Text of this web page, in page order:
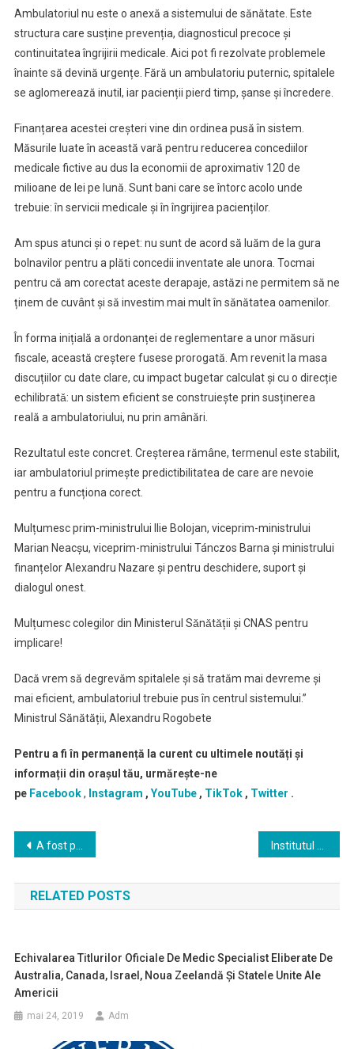
Ambulatoriul nu este o anexă a sistemului de sănătate. Este
structura care susține prevenția, diagnosticul precoce și
continuitatea îngrijirii medicale. Aici pot fi rezolvate problemele
înainte să devină urgențe. Fără un ambulatoriu puternic, spitalele
se aglomerează inutil, iar pacienții pierd timp, șanse și încredere.
Finanțarea acestei creșteri vine din ordinea pusă în sistem.
Măsurile luate în această vară pentru reducerea concediilor
medicale fictive au dus la economii de aproximativ 120 de
milioane de lei pe lună. Sunt bani care se întorc acolo unde
trebuie: în servicii medicale și în îngrijirea pacienților.
Am spus atunci și o repet: nu sunt de acord să luăm de la gura
bolnavilor pentru a plăti concedii inventate ale unora. Tocmai
pentru că am corectat aceste derapaje, astăzi ne permitem să ne
ținem de cuvânt și să investim mai mult în sănătatea oamenilor.
În forma inițială a ordonanței de reglementare a unor măsuri
fiscale, această creștere fusese prorogată. Am revenit la masa
discuțiilor cu date clare, cu impact bugetar calculat și cu o direcție
echilibratǎ: un sistem eficient se construiește prin susținerea
reală a ambulatoriului, nu prin amânări.
Rezultatul este concret. Creșterea rămâne, termenul este stabilit,
iar ambulatoriul primește predictibilitatea de care are nevoie
pentru a funcționa corect.
Mulțumesc prim-ministrului Ilie Bolojan, viceprim-ministrului
Marian Neacșu, viceprim-ministrului Tánczos Barna și ministrului
finanțelor Alexandru Nazare și pentru deschidere, suport și
dialogul onest.
Mulțumesc colegilor din Ministerul Sǎnǎtǎții și CNAS pentru
implicare!
Dacă vrem să degrevăm spitalele și să tratăm mai devreme și
mai eficient, ambulatoriul trebuie pus în centrul sistemului.”
Ministrul Sănătății, Alexandru Rogobete
Pentru a fi în permanență la curent cu ultimele noutăți și
informații din orașul tău, urmărește-ne
pe Facebook, Instagram , YouTube, TikTok, Twitter .
Navigare
în
articole
A fost pusa în transparență decizională o Hotărâre de Guvern prinvind preventia
RELATED POSTS
Echivalarea Titlurilor Oficiale De Medic Specialist Eliberate De
Australia, Canada, Israel, Noua Zeelandă Și Statele Unite Ale
Americii
mai 24, 2019 Adm